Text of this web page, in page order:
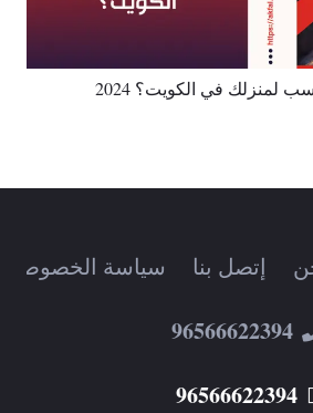
لمنزلك في الكويت؟ 2024
إتصل بنا سياسة الخصوصية
96566622394
96566622394